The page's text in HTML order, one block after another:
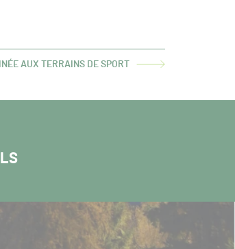
AUX TERRAINS DE SPORT